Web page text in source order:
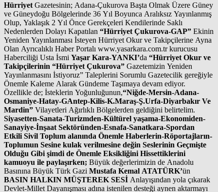
Hürriyet Gazetesinin; Adana-Çukurova Başta Olmak Üzere Güney
ve Güneydoğu Bölgelerinde 36 Yıl Boyunca Aralıksız Yayınlanmış
Olup, Yaklaşık 2 Yıl Önce Gerekçeleri Kendilerinde Saklı
Nedenlerden Dolayı Kapatılan “Hürriyet Çukurova-GAP” Ekinin
Yeniden Yayınlanması İsteyen Hürriyet Okur ve Takipçilerine Ayna
Olan Ayrıcalıklı Haber Portalı www.yasarkara.com.tr kurucusu
Haberciliği Usta İsmi Yaşar Kara-YANKI’da “Hürriyet Okur ve
Takipçilerinin “Hürriyet Çukurova” Gazetemizin Yeniden
Yayınlanmasını İstiyoruz” Taleplerini Sorumlu Gazetecilik gereğiyle
Önemle Kaleme Alarak Gündeme Taşımaya devam ediyor.
Özellikle de; İsteklerin Yoğunluğunun,“Niğde-Mersin-Adana-
Osmaniye-Hatay-GAntep-Kilis-K.Maraş-Ş.Urfa-Diyarbakır Ve
Mardin” Vilayetleri Ağırlıklı Bölgelerden geldiğini belirtelim.
Siyasetten-Sanata-Turizmden-Kültürel yaşama-Ekonomiden-
Sanayiye-İnşaat Sektöründen-Esnafa-Sanatkara-Spordan
Etkili Sivil Toplum alanında Önemle Haberlerin-Röportajların-
Toplumun Sesine kulak verilmesine değin Seslerinin Geçmişte
Olduğu Gibi şimdi de Önemle Eksikliğini Hissettiklerini
kamuoyu ile paylaşırken; Büyük değerlerimizin de Anadolu
Basınına Büyük Türk Gazi Mustafa Kemal ATATÜRK’ün
BASIN HALKIN MÜŞTEREK SESİ Anlayışından yola çıkarak
Devlet-Millet Dayanışması adına istenilen desteği aynen aktarmayı